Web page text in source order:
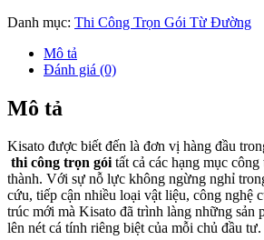
Danh mục: Thi Công Trọn Gói Từ Đường
Mô tả
Đánh giá (0)
Mô tả
Kisato được biết đến là đơn vị hàng đầu
thi công trọn góitất cả các hạng mục
thành. Với sự nỗ lực không ngừng nghỉ
cứu, tiếp cận nhiều loại vật liệu, công nghệ
trúc mới mà Kisato đã trình làng những sản
lên nét cá tính riêng biệt của mỗi chủ đầu tư.